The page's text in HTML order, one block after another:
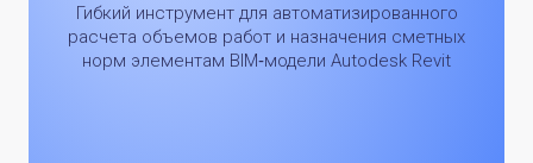
Гибкий инструмент для автоматизированного
расчета объемов работ и назначения сметных
норм элементам BIM‑модели Autodesk Revit